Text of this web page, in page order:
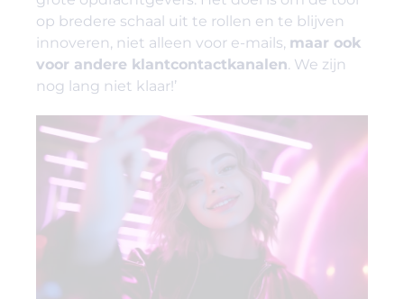
op bredere schaal uit te rollen en te blijven
innoveren, niet alleen voor e-mails, maar ook
voor andere klantcontactkanalen. We zijn
nog lang niet klaar!’